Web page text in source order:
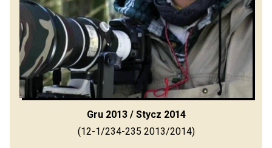
Gru 2013 / Stycz 2014
(12-1/234-235 2013/2014)